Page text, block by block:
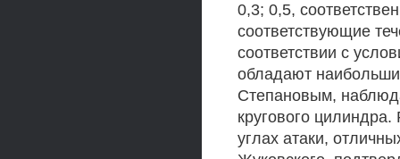
0,3; 0,5,
соответствующие
соответствии с
обладают
Степановым,
кругового
углах атаки,